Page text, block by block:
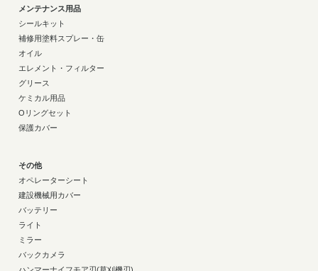
メンテナンス用品
シールキット
補修用塗料スプレー・缶
オイル
エレメント・フィルター
グリース
ケミカル用品
Oリングセット
保護カバー
その他
オペレーターシート
建設機械用カバー
バッテリー
ライト
ミラー
バックカメラ